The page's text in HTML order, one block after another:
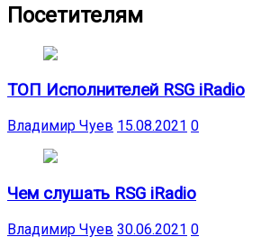
Посетителям
ТОП Исполнителей RSG iRadio
Владимир Чуев 15.08.2021 0
Чем слушать RSG iRadio
Владимир Чуев 30.06.2021 0